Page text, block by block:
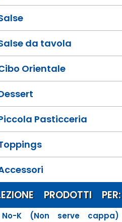
da tavola
Orientale
Pasticceria
PRODOTTI PER:
No-K (Non serve cappa)